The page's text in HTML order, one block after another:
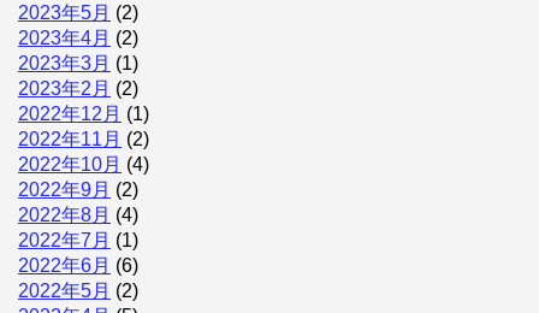
2023年5月 (2)
2023年4月 (2)
2023年3月 (1)
2023年2月 (2)
2022年12月 (1)
2022年11月 (2)
2022年10月 (4)
2022年9月 (2)
2022年8月 (4)
2022年7月 (1)
2022年6月 (6)
2022年5月 (2)